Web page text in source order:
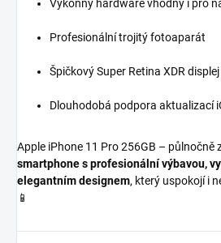
Výkonný hardware vhodný i pro
Profesionální trojitý fotoaparát
Špičkový Super Retina XDR displej
Dlouhodobá podpora aktualizací
Apple iPhone 11 Pro 256GB – půlnočně
smartphone s profesionální výbavou,
elegantním designem, který uspokojí i
📱